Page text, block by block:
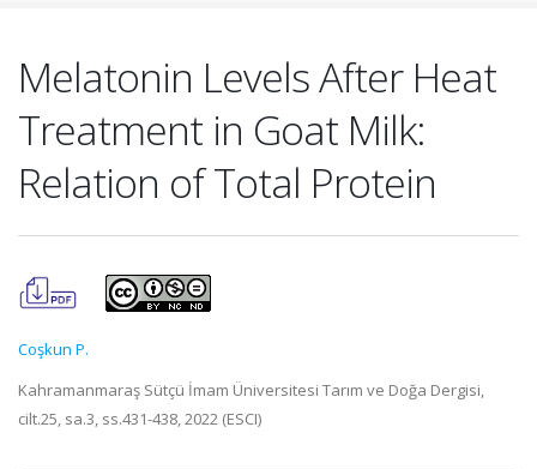
Melatonin Levels After Heat
Treatment in Goat Milk:
Relation of Total Protein
Coşkun P.
Kahramanmaraş Sütçü İmam Üniversitesi Tarım ve Doğa Dergisi,
cilt.25, sa.3, ss.431-438, 2022 (ESCI)